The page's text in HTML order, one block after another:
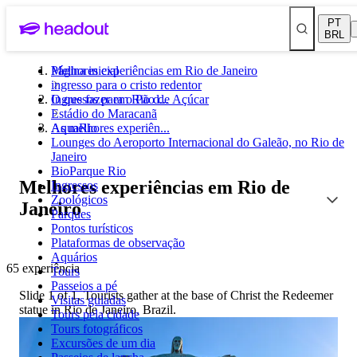
PT
BRL
Melhores experiências em Rio de Janeiro
ingresso para o cristo redentor
Ingressos para o Pão de Açúcar
Estádio do Maracanã
AquaRio
Lounges do Aeroporto Internacional do Galeão, no Rio de
Janeiro
BioParque Rio
Ingressos
Zoológicos
Parques
Pontos turísticos
Plataformas de observação
Aquários
Tours
Passeios a pé
Visitas guiadas
Tours pela cidade
Tours fotográficos
Excursões de um dia
Página inicial
O que fazer em Rio d...
As melhores experiên...
Melhores experiências em Rio de
Janeiro
65 experiência
Slide 1 of 1, Tourists gather at the base of Christ the Redeemer
statue in Rio de Janeiro, Brazil.